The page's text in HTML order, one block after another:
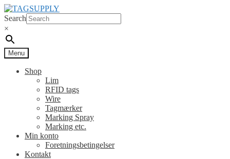
Spring
til
navigation
Spring
til
indhold
Search
×
Menu
Shop
Lim
RFID tags
Wire
Tagmærker
Marking Spray
Marking etc.
Min konto
Foretningsbetingelser
Kontakt